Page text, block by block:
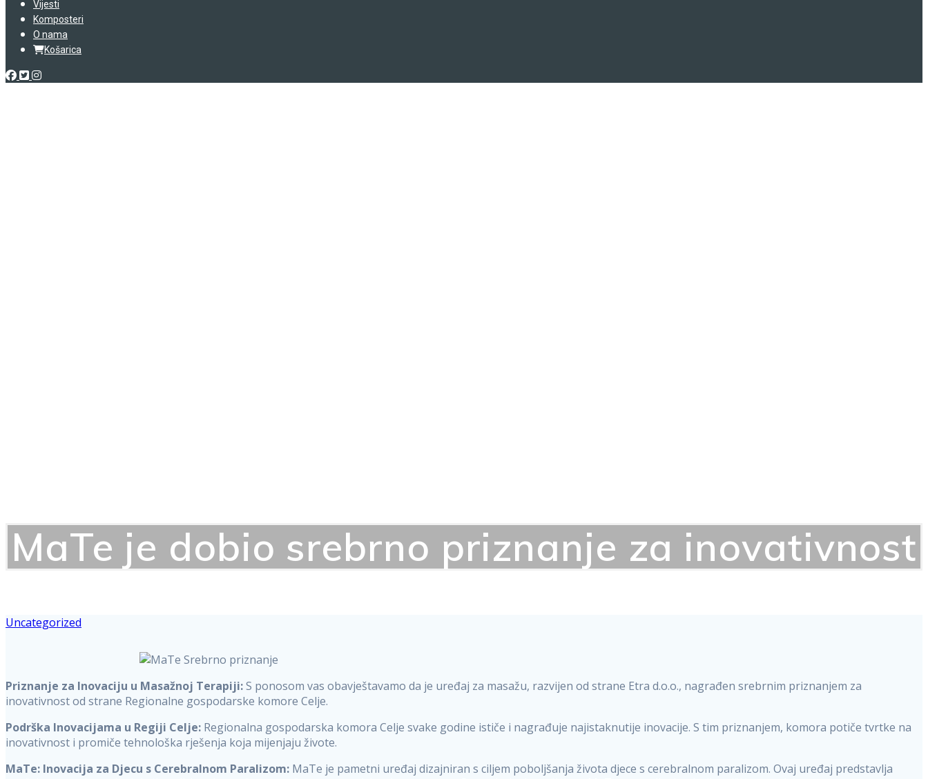
Vijesti
Komposteri
O nama
Košarica
MaTe je dobio srebrno priznanje za inovativnost
Uncategorized
Priznanje za Inovaciju u Masažnoj Terapiji:S ponosom vas obavještavamo da je uređaj za masažu, razvijen od strane Etra d.o.o., nagrađen srebrnim priznanjem za
inovativnost od strane Regionalne gospodarske komore Celje.
Podrška Inovacijama u Regiji Celje: Regionalna gospodarska komora Celje svake godine ističe i nagrađuje najistaknutije inovacije. S tim priznanjem, komora potiče tvrtke na
inovativnost i promiče tehnološka rješenja koja mijenjaju živote.
MaTe: Inovacija za Djecu s Cerebralnom Paralizom: MaTe je pametni uređaj dizajniran s ciljem poboljšanja života djece s cerebralnom paralizom. Ovaj uređaj predstavlja